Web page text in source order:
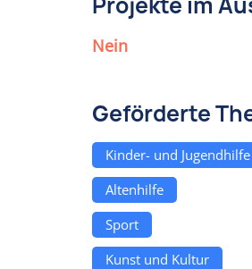
Nein
Geförderte
Kinder- und Jugendhilfe
Altenhilfe
Sport
Kunst und Kultur